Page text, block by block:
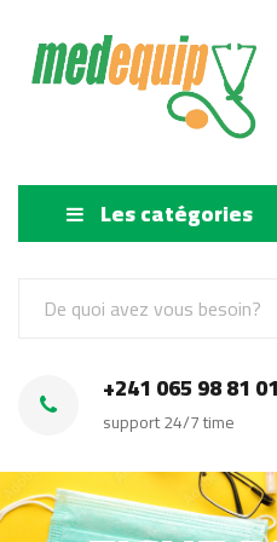
Les catégories
+241 065 98 81 01
support 24/7 time